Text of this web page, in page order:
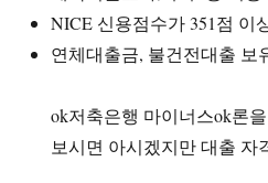
NICE 신용점수가 351점 이
연체대출금, 불건전대출 보
ok저축은행 마이너스ok론
보시면 아시겠지만 대출